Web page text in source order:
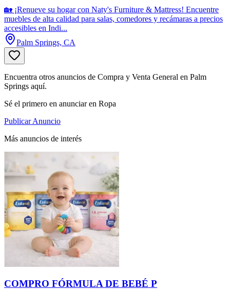
🏡 ¡Renueve su hogar con Naty's Furniture & Mattress! Encuentre
muebles de alta calidad para salas, comedores y recámaras a precios
accesibles en Indi...
Palm Springs, CA
Encuentra otros anuncios de Compra y Venta General en Palm
Springs aquí.
Sé el primero en anunciar en Ropa
Publicar Anuncio
Más anuncios de interés
COMPRO FÓRMULA DE BEBÉ P